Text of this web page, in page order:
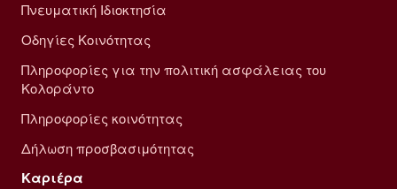
Πνευματική Ιδιοκτησία
Οδηγίες Κοινότητας
Πληροφορίες για την πολιτική ασφάλειας του
Κολοράντο
Πληροφορίες κοινότητας
Δήλωση προσβασιμότητας
Καριέρα